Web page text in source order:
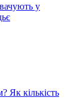
у
Як кількість